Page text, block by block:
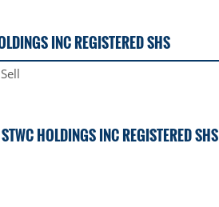
INC REGISTERED SHS
Sell
HOLDINGS INC REGISTERED SHS